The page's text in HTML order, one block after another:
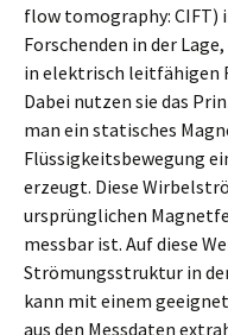
flow tomography: CIFT)
Forschenden in der
in elektrisch leitfähigen
Dabei nutzen sie das
man ein statisches
Flüssigkeitsbewegung
erzeugt. Diese
ursprünglichen
messbar ist. Auf diese
Strömungsstruktur in
kann mit einem
aus den Messdaten